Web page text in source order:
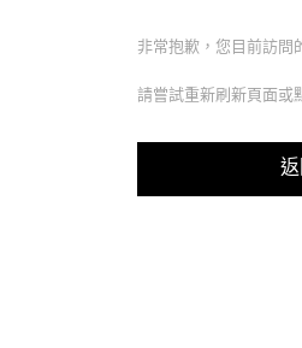
非常抱歉，您目前訪問
請嘗試重新刷新頁面或